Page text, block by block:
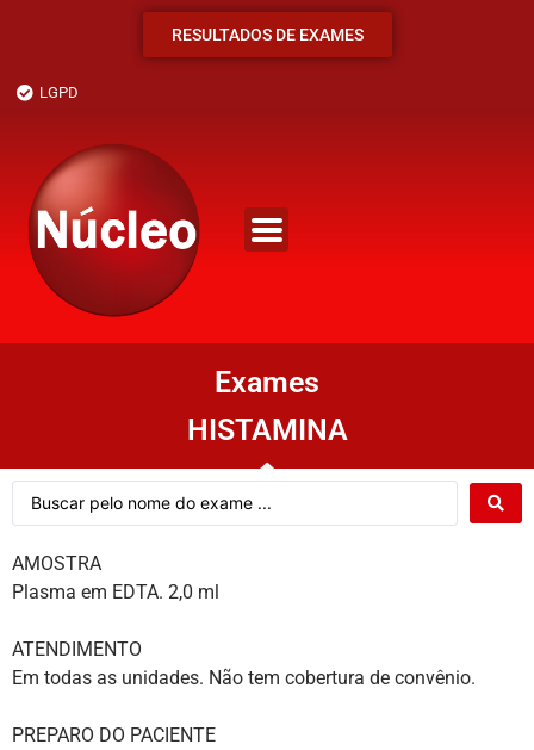
RESULTADOS DE EXAMES
LGPD
Exames
HISTAMINA
AMOSTRA
Plasma em EDTA. 2,0 ml
ATENDIMENTO
Em todas as unidades. Não tem cobertura de convênio.
PREPARO DO PACIENTE